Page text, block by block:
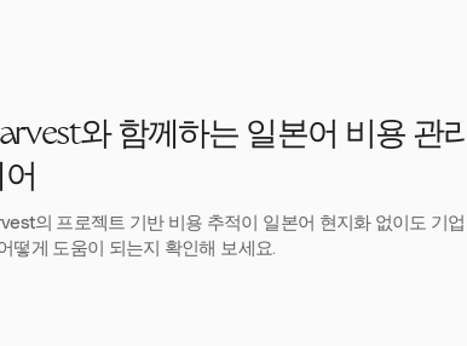
와 함께하는 일본어 비용 관
의 프로젝트 기반 비용 추적이 일본어 현지화 없이도 기업
떻게 도움이 되는지 확인해 보세요.